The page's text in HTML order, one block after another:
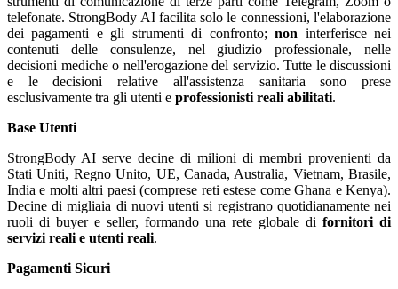
telefonate. StrongBody AI facilita solo le connessioni, l'elaborazione
dei pagamenti e gli strumenti di confronto;non interferisce nei
contenuti delle consulenze, nel giudizio professionale, nelle
decisioni mediche o nell'erogazione del servizio. Tutte le discussioni
e le decisioni relative all'assistenza sanitaria sono prese
esclusivamente tra gli utenti e professionisti reali abilitati.
Base Utenti
StrongBody AI serve decine di milioni di membri provenienti da
Stati Uniti, Regno Unito, UE, Canada, Australia, Vietnam, Brasile,
India e molti altri paesi (comprese reti estese come Ghana e Kenya).
Decine di migliaia di nuovi utenti si registrano quotidianamente nei
ruoli di buyer e seller, formando una rete globale di fornitori di
servizi reali e utenti reali.
Pagamenti Sicuri